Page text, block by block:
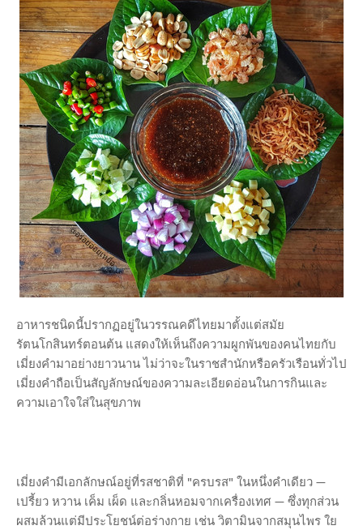
อาหารชนิดนี้ปรากฏอยู่ในวรรณคดีไทยมาตั้งแต่สมัย
รัตนโกสินทร์ตอนต้น แสดงให้เห็นถึงความผูกพันของคนไทยกับ
เมี่ยงคำมาอย่างยาวนาน ไม่ว่าจะในราชสำนักหรือครัวเรือนทั่วไป
เมี่ยงคำถือเป็นสัญลักษณ์ของความละเอียดอ่อนในการกินและ
ความเอาใจใส่ในสุขภาพ
เมี่ยงคำมีเอกลักษณ์อยู่ที่รสชาติที่ "ครบรส" ในหนึ่งคำเดียว —
เปรี้ยว หวาน เค็ม เผ็ด และกลิ่นหอมจากเครื่องเทศ — ซึ่งทุกส่วน
ผสมล้วนแต่มีประโยชน์ต่อร่างกาย เช่น วิตามินจากสมุนไพร ใย